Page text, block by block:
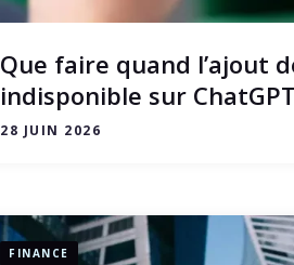
Que faire quand l’ajout
indisponible sur
28 JUIN 2026
FINANCE